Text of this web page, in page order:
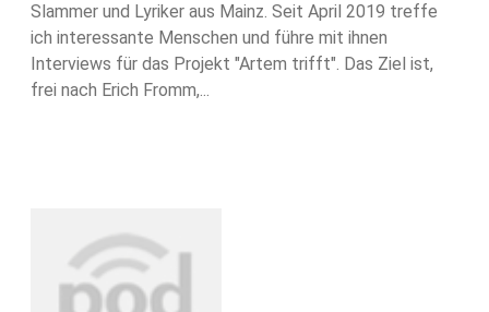
Slammer und Lyriker aus Mainz. Seit April 2019 treffe
ich interessante Menschen und führe mit ihnen
Interviews für das Projekt "Artem trifft". Das Ziel ist,
frei nach Erich Fromm,...